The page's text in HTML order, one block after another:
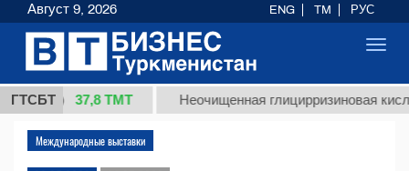
ГТСБТ
1 (кг.) 37,8 ТМТ Неочищенная глицирризиновая
Международные выставки
Август 9, 2026 ENG TM РУС